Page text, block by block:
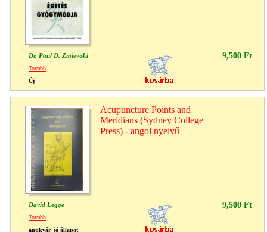
Dr. Paul D. Zmiewski 9,500 Ft
Tovább
Új
Acupuncture Points and
Meridians (Sydney College
Press) - angol nyelvű
David Legge 9,500 Ft
Tovább
antikvár, jó állapot